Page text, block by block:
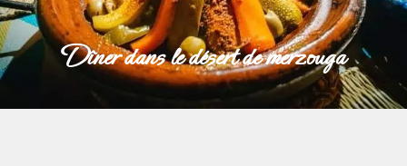
dîner dans le désert de merzouga